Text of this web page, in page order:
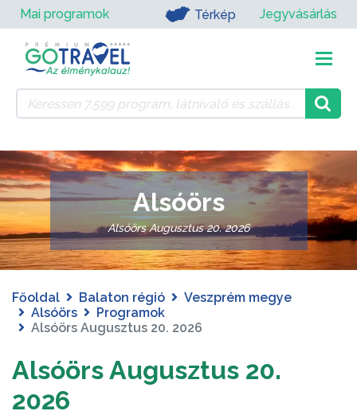
Mai programok Térkép Jegyvásárlás
Alsóörs
Alsóörs Augusztus 20. 2026
Főoldal Balaton régió
Veszprém megye
Alsóörs
Programok
Alsóörs Augusztus 20. 2026
Alsóörs Augusztus 20.
2026